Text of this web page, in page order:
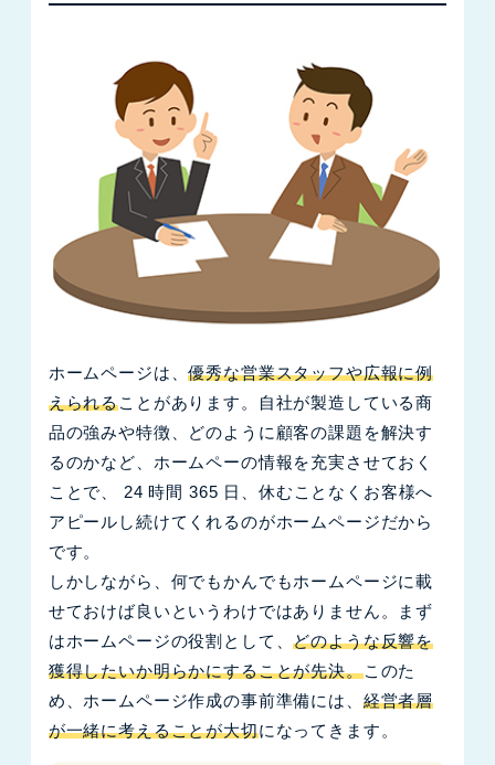
ホームページは、優秀な営業スタッフや広報に例
えられることがあります。自社が製造している商
品の強みや特徴、どのように顧客の課題を解決す
るのかなど、ホームペーの情報を充実させておく
ことで、 24 時間 365 日、休むことなくお客様へ
アピールし続けてくれるのがホームページだから
です。
しかしながら、何でもかんでもホームページに載
せておけば良いというわけではありません。まず
はホームページの役割として、どのような反響を
獲得したいか明らかにすることが先決。このた
め、ホームページ作成の事前準備には、 経営者層
が一緒に考えることが大切になってきます。